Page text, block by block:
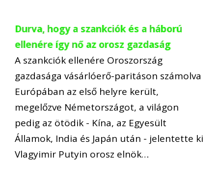
Durva, hogy a szankciók és a háború
ellenére így nő az orosz gazdaság
A szankciók ellenére Oroszország
gazdasága vásárlóerő-paritáson számolva
Európában az első helyre került,
megelőzve Németországot, a világon
pedig az ötödik - Kína, az Egyesült
Államok, India és Japán után - jelentette ki
Vlagyimir Putyin orosz elnök…